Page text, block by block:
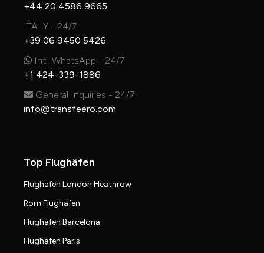
+44 20 4586 9665
ITALY - 24/7
+39 06 9450 5426
Intl. WhatsApp - 24/7
+1 424-339-1886
General Inquiries - 24/7
info@transfeero.com
Top Flughäfen
Flughafen London Heathrow
Rom Flughafen
Flughafen Barcelona
Flughafen Paris